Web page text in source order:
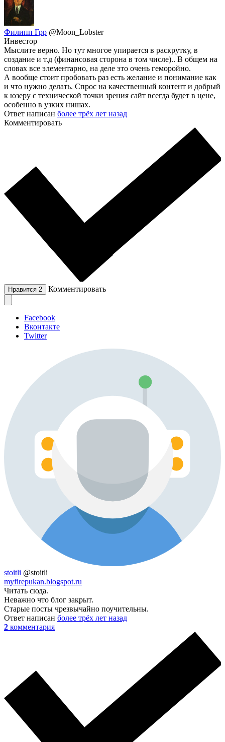
Филипп Грр @Moon_Lobster
Инвестор
Мыслите верно. Но тут многое упирается в раскрутку, в
создание и т.д (финансовая сторона в том числе).. В общем на
словах все элементарно, на деле это очень геморойно.
А вообще стоит пробовать раз есть желание и понимание как
и что нужно делать. Спрос на качественный контент и добрый
к юзеру с технической точки зрения сайт всегда будет в цене,
особенно в узких нишах.
Ответ написан более трёх лет назад
Комментировать
Нравится 2 Комментировать
Facebook
Вконтакте
Twitter
stoitli @stoitli
myfirepukan.blogspot.ru
Читать сюда.
Неважно что блог закрыт.
Старые посты чрезвычайно поучительны.
Ответ написан более трёх лет назад
2 комментария